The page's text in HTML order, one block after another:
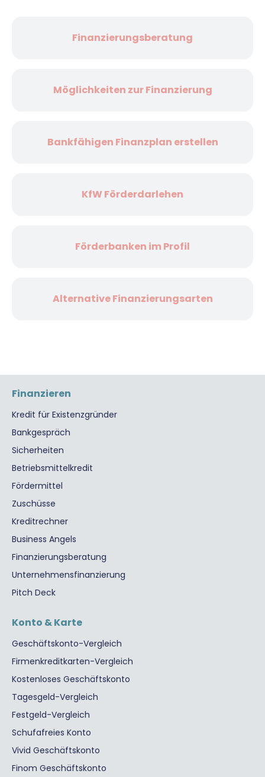
Finanzierungsberatung
Möglichkeiten zur Finanzierung
Bankfähigen Finanzplan erstellen
KfW Förderdarlehen
Förderbanken im Profil
Alternative Finanzierungsarten
Finanzieren
Kredit für Existenzgründer
Bankgespräch
Sicherheiten
Betriebsmittelkredit
Fördermittel
Zuschüsse
Kreditrechner
Business Angels
Finanzierungsberatung
Unternehmensfinanzierung
Pitch Deck
Konto & Karte
Geschäftskonto-Vergleich
Firmenkreditkarten-Vergleich
Kostenloses Geschäftskonto
Tagesgeld-Vergleich
Festgeld-Vergleich
Schufafreies Konto
Vivid Geschäftskonto
Finom Geschäftskonto